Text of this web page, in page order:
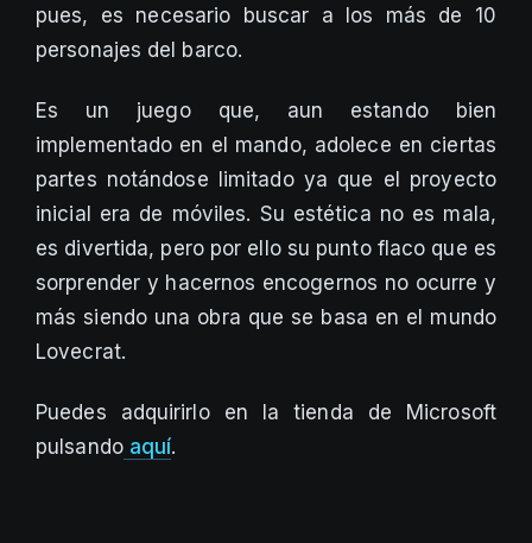
pues, es necesario buscar a los más de 10
personajes del barco.
Es un juego que, aun estando bien
implementado en el mando, adolece en ciertas
partes notándose limitado ya que el proyecto
inicial era de móviles. Su estética no es mala,
es divertida, pero por ello su punto flaco que es
sorprender y hacernos encogernos no ocurre y
más siendo una obra que se basa en el mundo
Lovecrat.
Puedes adquirirlo en la tienda de Microsoft
pulsandoaquí.